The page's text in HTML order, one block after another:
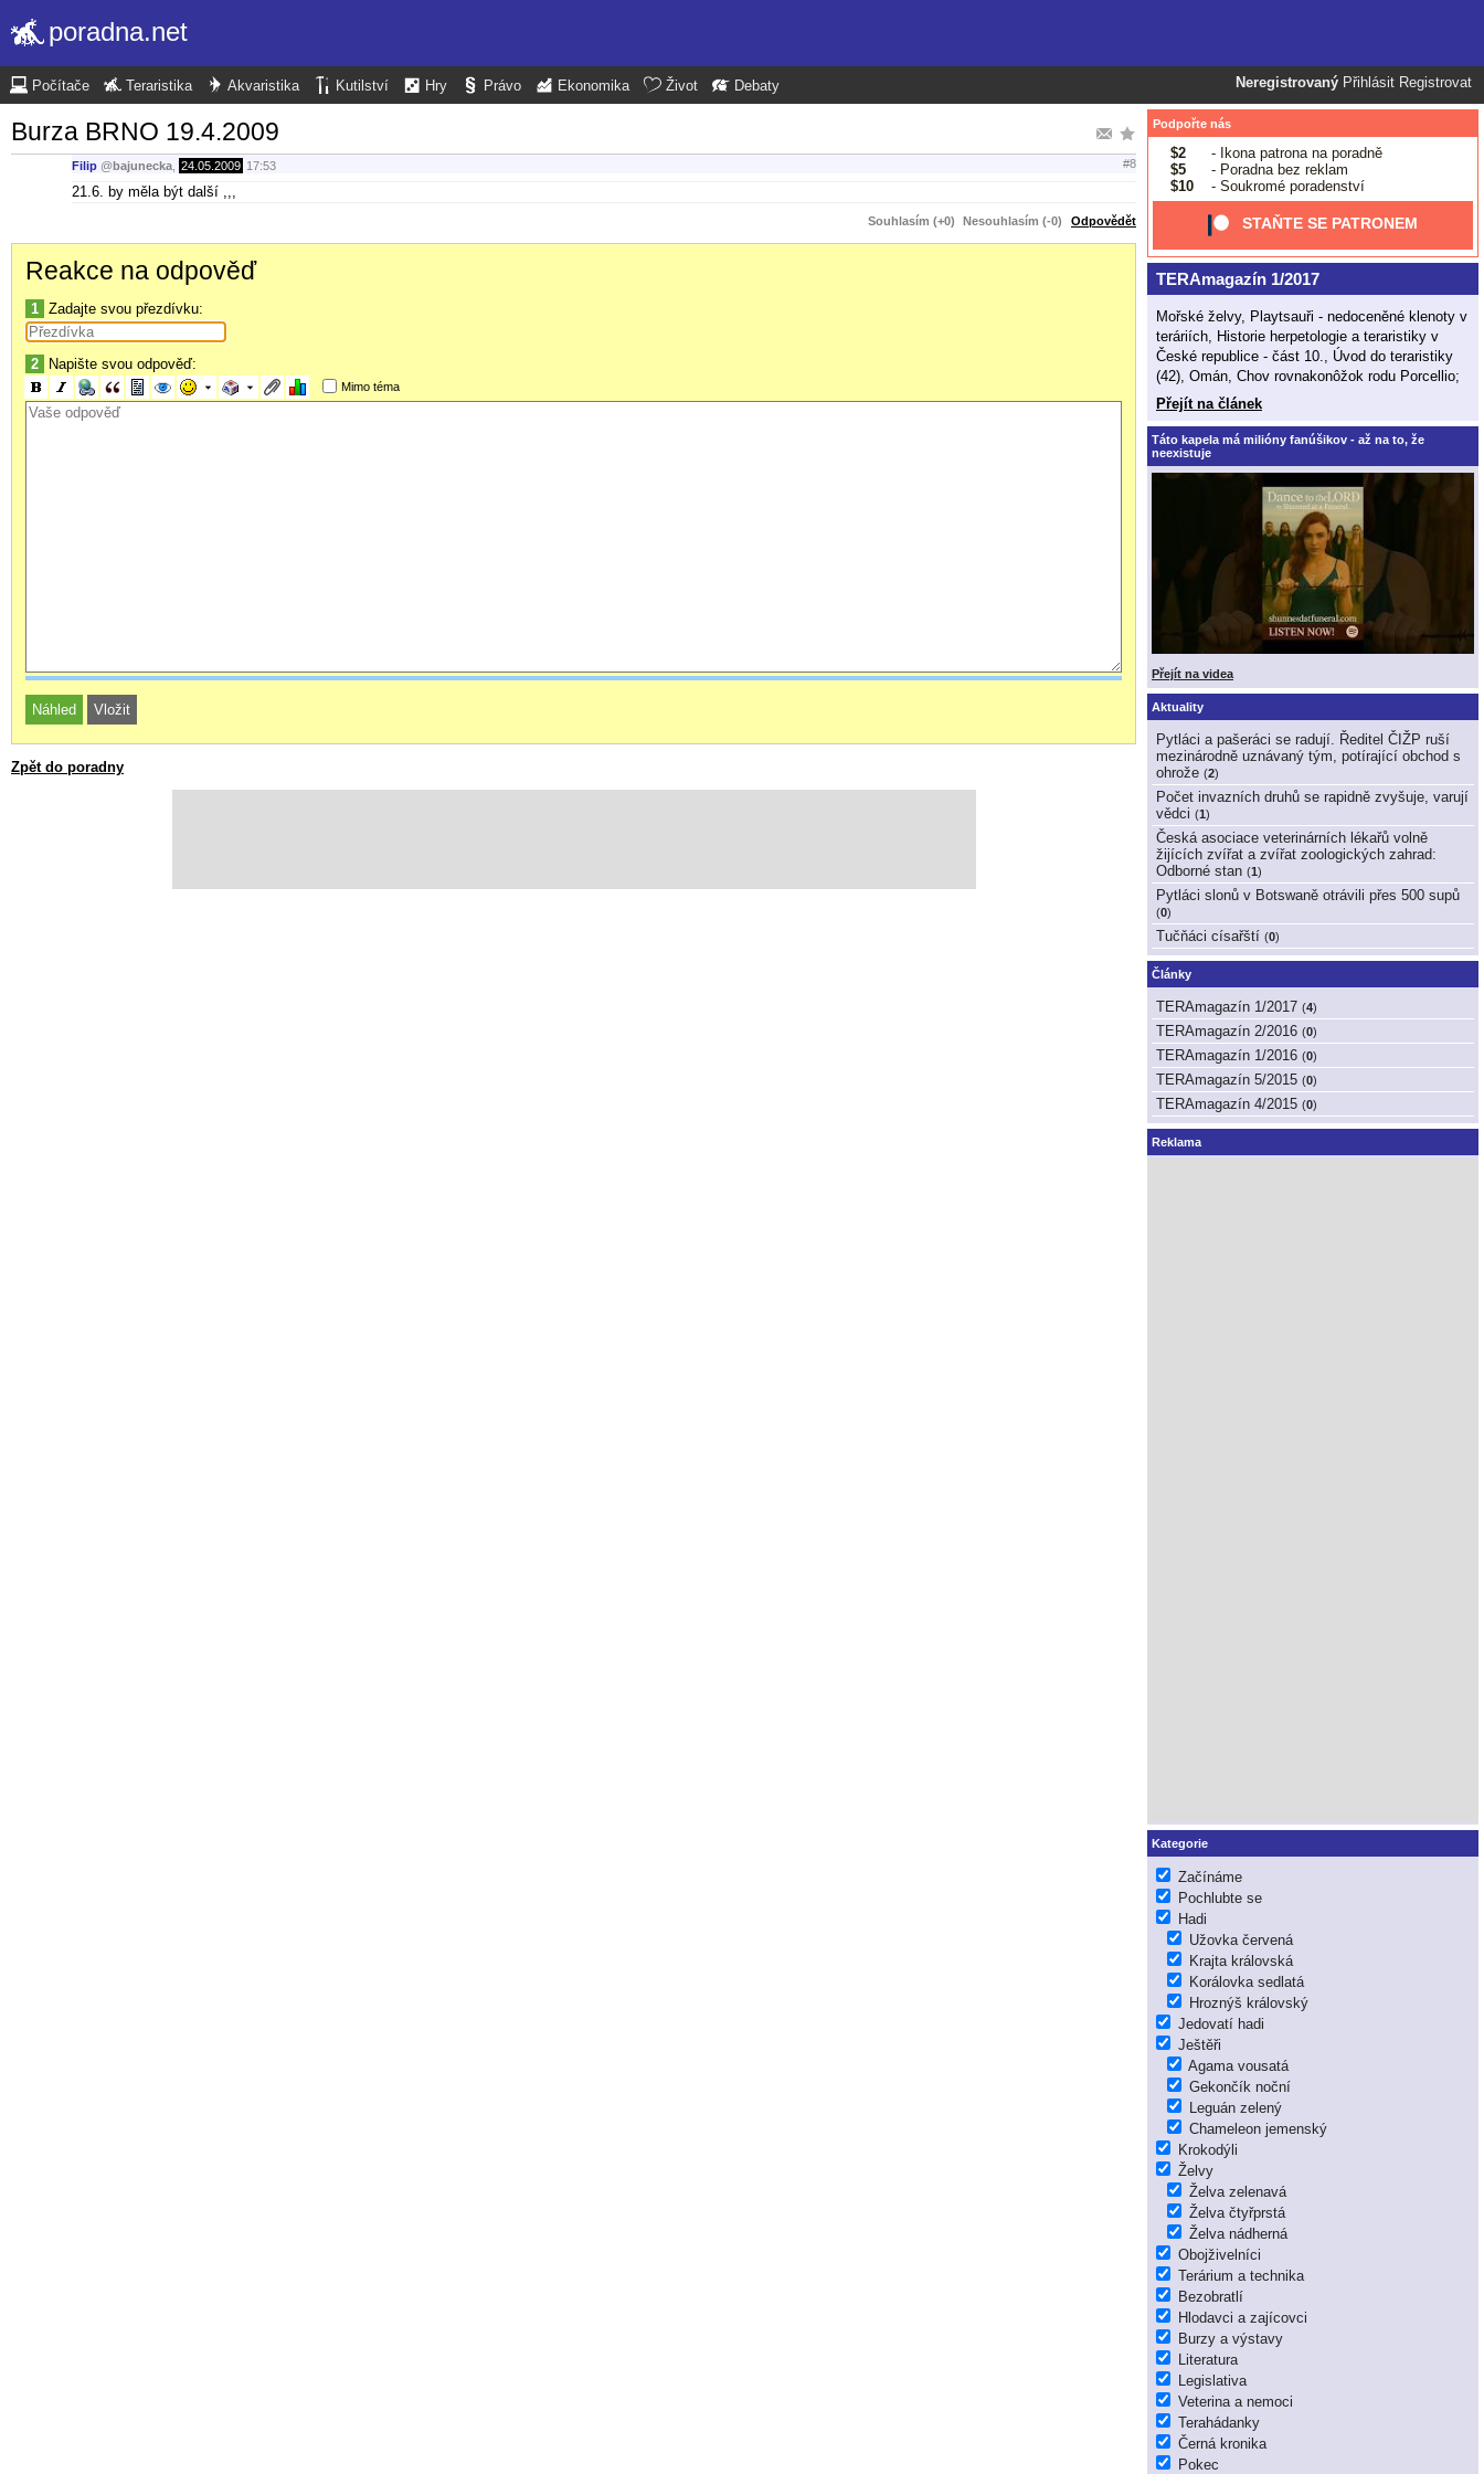
poradna.net
Neregistrovaný Přihlásit Registrovat
Počítače Teraristika Akvaristika Kutilství Hry Právo Ekonomika Život Debaty
Burza BRNO 19.4.2009
Filip @bajunecka 24.05.2009 17:53 #8
21.6. by měla být další ,,,
Souhlasím (+0) Nesouhlasím (-0) Odpovědět
Reakce na odpověď
1 Zadajte svou přezdívku:
2 Napište svou odpověď:
Mimo téma
Zpět do poradny
Podpořte nás
$2
- Ikona patrona na poradně
$5
- Poradna bez reklam
$10
- Soukromé poradenství
STAŇTE SE PATRONEM
TERAmagazín 1/2017
Mořské želvy, Playtsauři - nedoceněné klenoty v
teráriích, Historie herpetologie a teraristiky v
České republice - část 10., Úvod do teraristiky
(42), Omán, Chov rovnakonôžok rodu Porcellio;
Přejít na článek
Táto kapela má milióny fanúšikov - až na to, že
neexistuje
Přejít na videa
Aktuality
Pytláci a pašeráci se radují. Ředitel ČIŽP ruší
mezinárodně uznávaný tým, potírající obchod s
ohrože (2)
Počet invazních druhů se rapidně zvyšuje, varují
vědci (1)
Česká asociace veterinárních lékařů volně
žijících zvířat a zvířat zoologických zahrad:
Odborné stan (1)
Pytláci slonů v Botswaně otrávili přes 500 supů
(0)
Tučňáci císařští (0)
Články
TERAmagazín 1/2017 (4)
TERAmagazín 2/2016 (0)
TERAmagazín 1/2016 (0)
TERAmagazín 5/2015 (0)
TERAmagazín 4/2015 (0)
Reklama
Kategorie
Začínáme
Pochlubte se
Hadi
Užovka červená
Krajta královská
Korálovka sedlatá
Hroznýš královský
Jedovatí hadi
Ještěři
Agama vousatá
Gekončík noční
Leguán zelený
Chameleon jemenský
Krokodýli
Želvy
Želva zelenavá
Želva čtyřprstá
Želva nádherná
Obojživelníci
Terárium a technika
Bezobratlí
Hlodavci a zajícovci
Burzy a výstavy
Literatura
Legislativa
Veterina a nemoci
Terahádanky
Černá kronika
Pokec